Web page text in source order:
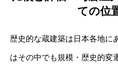
ての位
歴史的な蔵建築は日本各地に
はその中でも規模・歴史的変